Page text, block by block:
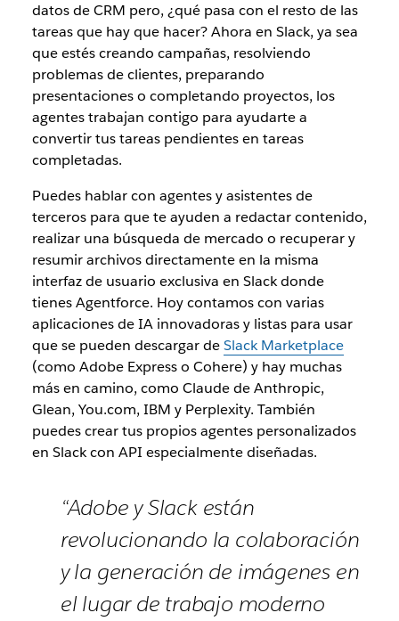
datos de CRM pero, ¿qué pasa con el resto de las
tareas que hay que hacer? Ahora en Slack, ya sea
que estéscreando campañas, resolviendo
problemas de clientes, preparando
presentaciones o completando proyectos, los
agentes trabajan contigo para ayudarte a
convertir tus tareas pendientes en tareas
completadas.
Puedes hablar con agentes y asistentes de
terceros para que te ayuden a redactar contenido,
realizar una búsqueda de mercado o recuperar y
resumir archivos directamente en la misma
interfaz de usuario exclusiva en Slack donde
tienes Agentforce. Hoy contamos con varias
aplicaciones de IA innovadoras y listas para usar
que se pueden descargar deSlack Marketplace
(como Adobe Express o Cohere) y hay muchas
más en camino, como Claude de Anthropic,
Glean, You.com, IBM y Perplexity. También
puedes crear tus propios agentes personalizados
en Slack con API especialmente diseñadas.
“Adobe y Slack están
revolucionando la colaboración
y la generación de imágenes en
el lugar de trabajo moderno